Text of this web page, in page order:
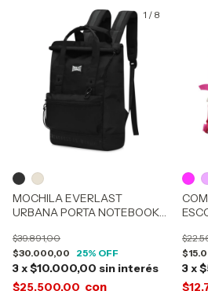
1 / 8
MOCHILA EVERLAST
URBANA PORTA NOTEBOOK
$30.000,00
$39.891,00
25% OFF
3x$10.000,00 sin interés
$25.500,00 con
3x